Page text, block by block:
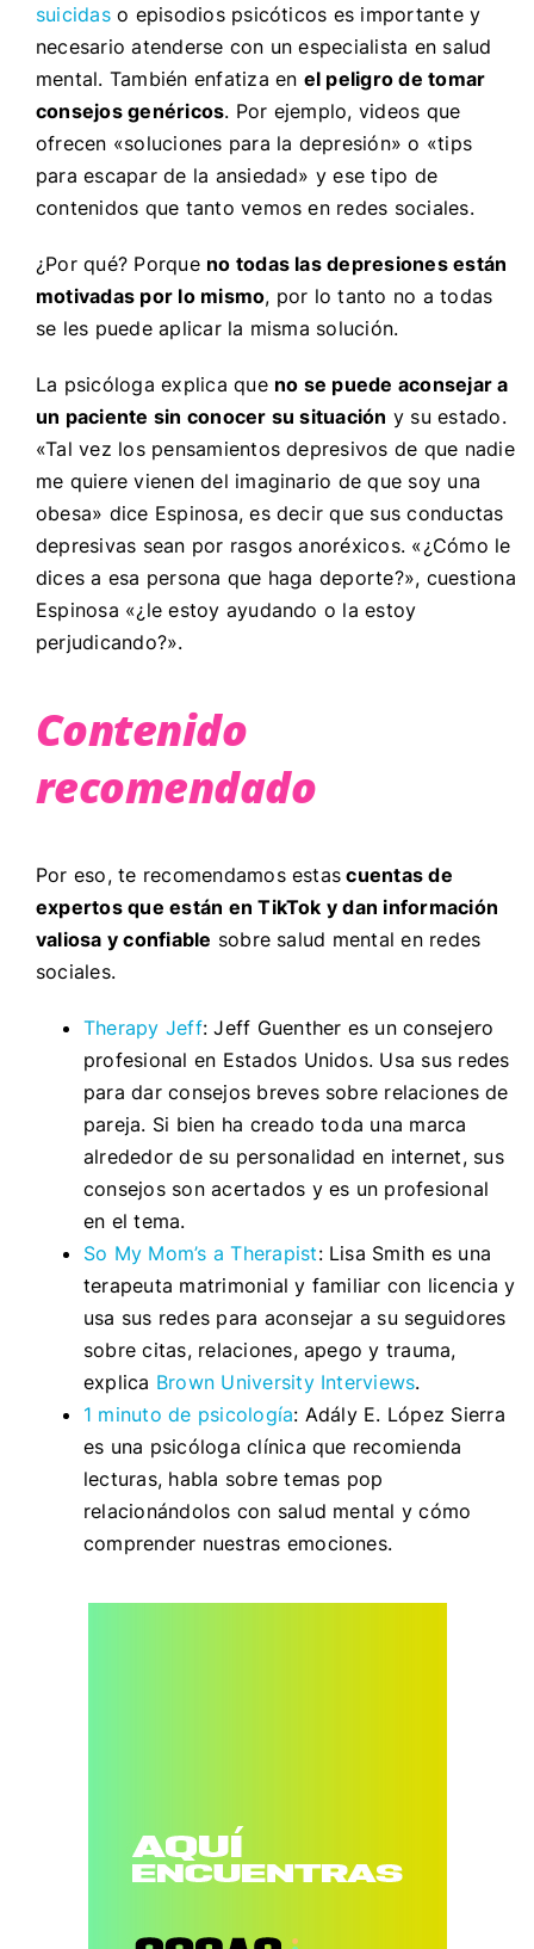
suicidaso episodios psicóticos es importante y
necesario atenderse con un especialista en salud
mental. También enfatiza en el peligro de tomar
consejos genéricos. Por ejemplo, videos que
ofrecen «soluciones para la depresión» o «tips
para escapar de la ansiedad» y ese tipo de
contenidos que tanto vemos en redes sociales.
¿Por qué? Porque no todas las depresiones están
motivadas por lo mismo, por lo tanto no a todas
se les puede aplicar la misma solución.
La psicóloga explica que no se puede aconsejar a
un paciente sin conocer su situación y su estado.
«Tal vez los pensamientos depresivos de que nadie
me quiere vienen del imaginario de que soy una
obesa» dice Espinosa, es decir que sus conductas
depresivas sean por rasgos anoréxicos. «¿Cómo le
dices a esa persona que haga deporte?», cuestiona
Espinosa «¿le estoy ayudando o la estoy
perjudicando?».
Contenido
recomendado
Por eso, te recomendamos estas cuentas de
expertos que están en TikTok y dan información
valiosa y confiable sobre salud mental en redes
sociales.
Therapy Jeff: Jeff Guenther es un consejero
profesional en Estados Unidos. Usa sus redes
para dar consejos breves sobre relaciones de
pareja. Si bien ha creado toda una marca
alrededor de su personalidad en internet, sus
consejos son acertados y es un profesional
en el tema.
So My Mom’s a Therapist: Lisa Smith es una
terapeuta matrimonial y familiar con licencia y
usa sus redes para aconsejar a su seguidores
sobre citas, relaciones, apego y trauma,
explica Brown University Interviews.
1 minuto de psicología: Adály E. López Sierra
es una psicóloga clínica que recomienda
lecturas, habla sobre temas pop
relacionándolos con salud mental y cómo
comprender nuestras emociones.